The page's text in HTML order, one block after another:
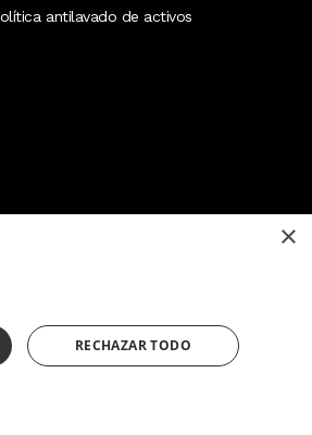
antilavado de activos
(02) 298 1300
×
RECHAZAR TODO